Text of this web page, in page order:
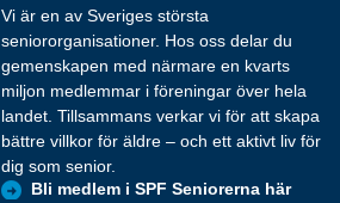
Vi är en av Sveriges största
seniororganisationer. Hos oss delar du
gemenskapen med närmare en kvarts
miljon medlemmar i föreningar över hela
landet. Tillsammans verkar vi för att skapa
bättre villkor för äldre – och ett aktivt liv för
dig som senior.
Bli medlem i SPF Seniorerna här